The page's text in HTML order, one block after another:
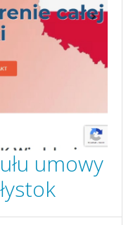
umowy